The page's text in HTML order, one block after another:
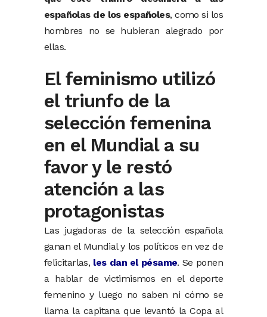
españolas de los españoles, como si los
hombres no se hubieran alegrado por
ellas.
El feminismo utilizó
el triunfo de la
selección femenina
en el Mundial a su
favor y le restó
atención a las
protagonistas
Las jugadoras de la selección española
ganan el Mundial y los políticos en vez de
felicitarlas, les dan el pésame. Se ponen
a hablar de victimismos en el deporte
femenino y luego no saben ni cómo se
llama la capitana que levantó la Copa al